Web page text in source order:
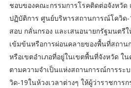
ชอบของคณะกรรมการโรคติดต่อจังหวั
ปฏิบัติการ ศูนย์บริหารสถานการณ์โควิด-
สอบ กลั่นกรอง และเสนอนายกรัฐมนตรี
เข้มข้นหรือการผ่อนคลายของพื้นที่สถาน
หรือเขตอำเภอที่อยู่ในเขตพื้นที่จังหวัด ใ
ตามความจำเป็นแห่งสถานการณ์การระ
วิด-19ในห้วงเวลาต่างๆ ให้ผู้ว่าราชการ